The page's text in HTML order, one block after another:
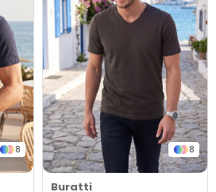
8 8
Buratti